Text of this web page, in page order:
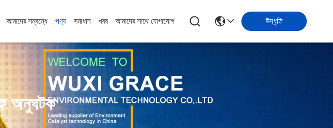
আমাদের সম্বন্ধে পণ্য সমাধান খবর আমাদের সাথে যোগাযোগ উদ্ধৃতি
অনুঘটক